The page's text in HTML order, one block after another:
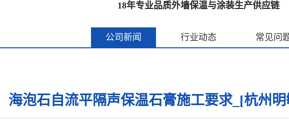
18年专业品质外墙保温与涂装生产供应链
公司新闻 行业动态 常见问
海泡石自流平隔声保温石膏施工要求_[杭州